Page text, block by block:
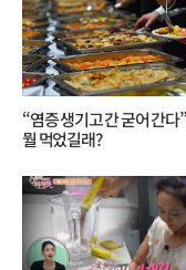
“염증 생기고 간 굳어 간
뭘 먹었길래?